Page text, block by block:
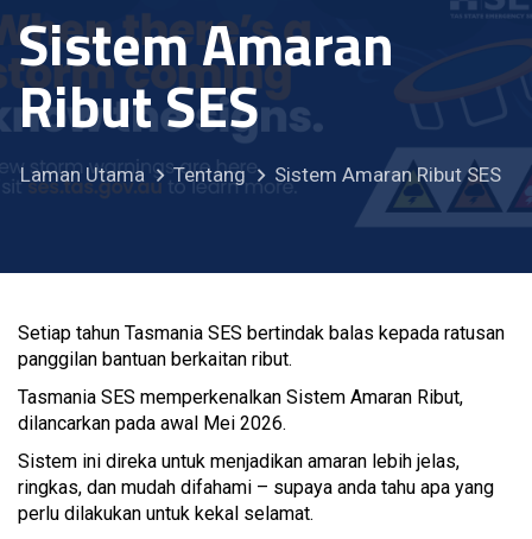
Sistem Amaran
Ribut SES
Laman Utama Tentang Sistem Amaran Ribut SES
Setiap tahun Tasmania SES bertindak balas kepada ratusan
panggilan bantuan berkaitan ribut.
Tasmania SES memperkenalkan Sistem Amaran Ribut,
dilancarkan pada awal Mei 2026.
Sistem ini direka untuk menjadikan amaran lebih jelas,
ringkas, dan mudah difahami – supaya anda tahu apa yang
perlu dilakukan untuk kekal selamat.